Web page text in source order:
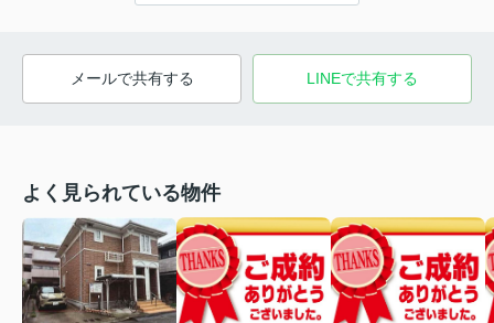
メールで共有する LINEで共有する
よく見られている物件